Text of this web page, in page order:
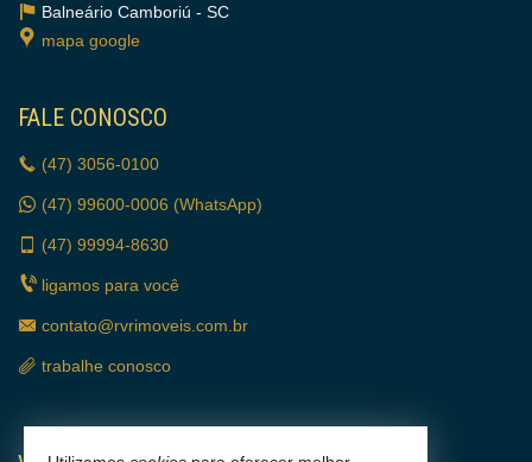
Balneário Camboriú - SC
mapa google
FALE CONOSCO
(47) 3056-0100
(47) 99600-0006 (WhatsApp)
(47) 99994-8630
ligamos para você
contato@rvrimoveis.com.br
trabalhe conosco